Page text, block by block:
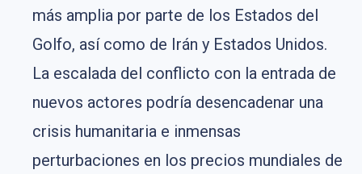
más amplia por parte de los Estados del
Golfo, así como de Irán y Estados Unidos.
La escalada del conflicto con la entrada de
nuevos actores podría desencadenar una
crisis humanitaria e inmensas
perturbaciones en los precios mundiales de